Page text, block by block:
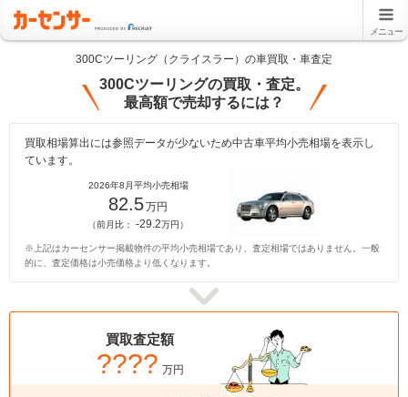
メニュー
300Cツーリング（クライスラー）の車買取・車査定
300Cツーリングの買取・査定。
最高額で売却するには？
買取相場算出には参照データが少ないため中古車平均小売相場を表示し
ています。
2026年8月平均小売相場
82.5万円
（前月比：-29.2万円）
※上記はカーセンサー掲載物件の平均小売相場であり、査定相場ではありません。一般
的に、査定価格は小売価格より低くなります。
買取査定額
???? 万円